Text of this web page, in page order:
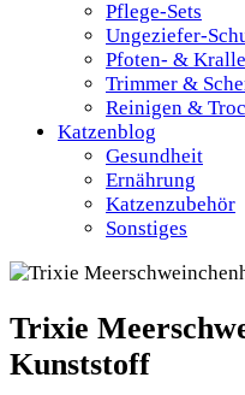
Pflege-Sets
Ungeziefer-
Pfoten- &
Trimmer &
Reinigen &
Katzenblog
Gesundheit
Ernährung
Katzenzubehör
Sonstiges
Trixie
Kunststoff